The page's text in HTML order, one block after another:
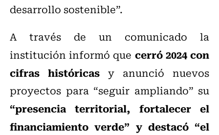
desarrollo sostenible”.
A través de un comunicado la
institución informó que cerró 2024 con
cifras históricas y anunció nuevos
proyectos para “seguir ampliando” su
“presencia territorial, fortalecer el
financiamiento verde” y destacó “el